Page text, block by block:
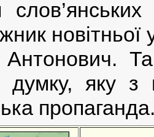
новітньої
яку з